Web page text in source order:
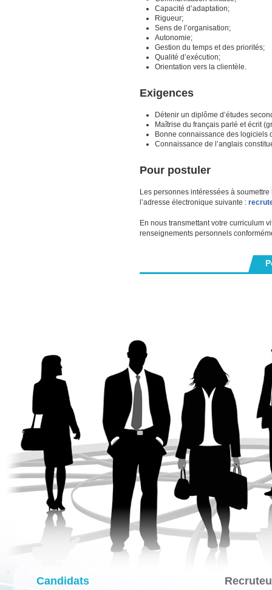
Capacité d’adaptation;
Rigueur;
Sens de l’organisation;
Autonomie;
Gestion du temps et des priorités;
Qualité d’exécution;
Orientation vers la clientèle.
Exigences
Détenir un diplôme d’études
Maîtrise du français parlé et écrit
Bonne connaissance des logiciels
Connaissance de l’anglais
Pour postuler
Les personnes intéressées à
l’adresse électronique suivante :
En nous transmettant votre curriculum
renseignements personnels
Candidats